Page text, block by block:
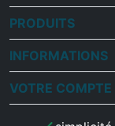
PRODUITS
INFORMATIONS
VOTRE COMPTE